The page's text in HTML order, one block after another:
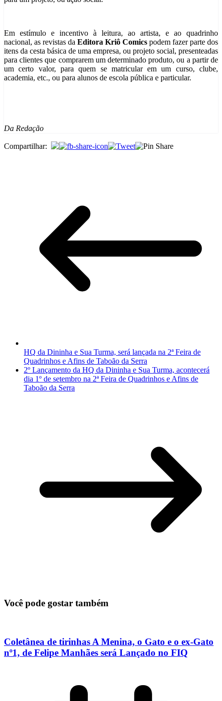
Em estímulo e incentivo à leitura, ao artista, e ao quadrinho
nacional, as revistas da Editora Kriô Comics podem fazer parte dos
itens da cesta básica de uma empresa, ou projeto social, presenteadas
para clientes que comprarem um determinado produto, ou a partir de
um certo valor, para quem se matricular em um curso, clube,
academia, etc., ou para alunos de escola pública e particular.
Da Redação
Compartilhar:
HQ da Dininha e Sua Turma, será lançada na 2ª Feira de
Quadrinhos e Afins de Taboão da Serra
2º Lançamento da HQ da Dininha e Sua Turma, acontecerá
dia 1º de setembro na 2ª Feira de Quadrinhos e Afins de
Taboão da Serra
Você pode gostar também
Coletânea de tirinhas A Menina, o Gato e o ex-Gato
nº1, de Felipe Manhães será Lançado no FIQ